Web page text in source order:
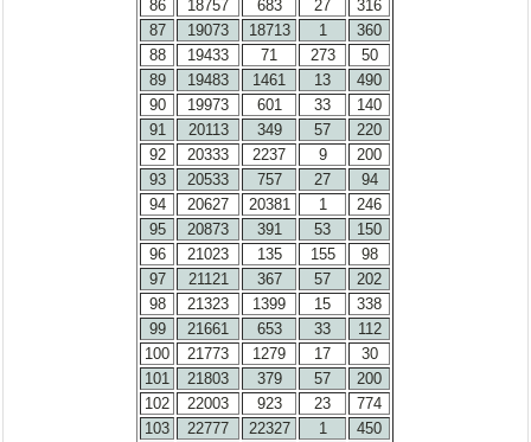
86
18757 683 27
316
87
19073 18713 1
360
88
19433 71 273
50
89
19483 1461 13
490
90
19973 601 33
140
91
20113 349 57
220
92
20333 2237 9
200
93
20533 757 27
94
94
20627 20381 1
246
95
20873 391 53
150
96
21023 135 155
98
97
21121 367 57
202
98
21323 1399 15
338
99
21661 653 33
112
100
21773 1279 17
30
101
21803 379 57
200
102
22003 923 23
774
103
22777 22327 1
450